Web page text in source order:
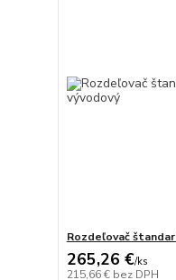
Rozdeľovač
265,26 €/ks
215,66 € bez DPH